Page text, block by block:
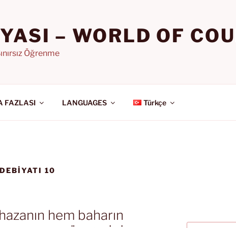
– WORLD OF
Öğrenme
FAZLASI LANGUAGES Türkçe
10
hem baharın